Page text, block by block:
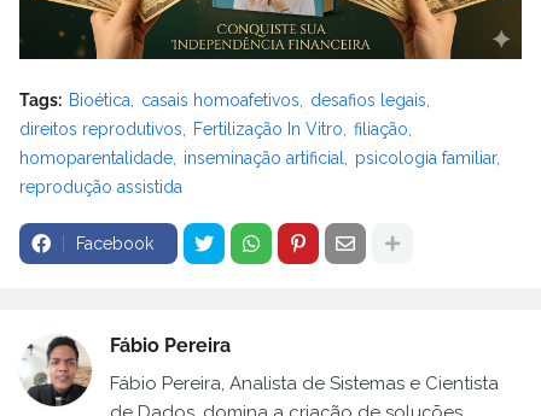
Tags: Bioética casais homoafetivos
desafios legais
direitos reprodutivos
Fertilização In Vitro
filiação
homoparentalidade
inseminação artificial
psicologia familiar
reprodução assistida
Facebook
Fábio Pereira
Fábio Pereira, Analista de Sistemas e Cientista